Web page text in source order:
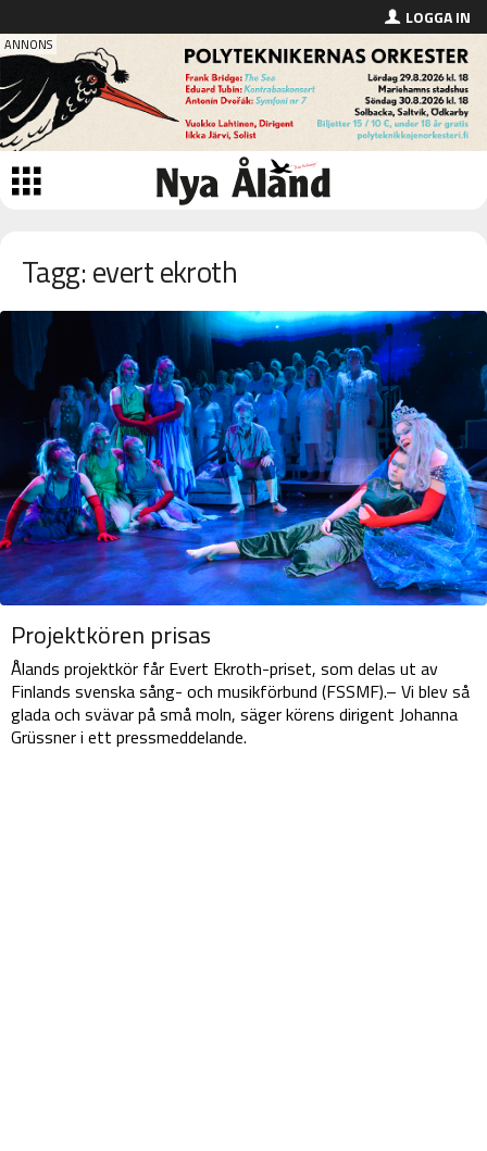
LOGGA IN
Tagg: evert ekroth
Projektkören prisas
Ålands projektkör får Evert Ekroth-priset, som delas ut av
Finlands svenska sång- och musikförbund (FSSMF).– Vi blev så
glada och svävar på små moln, säger körens dirigent Johanna
Grüssner i ett pressmeddelande.